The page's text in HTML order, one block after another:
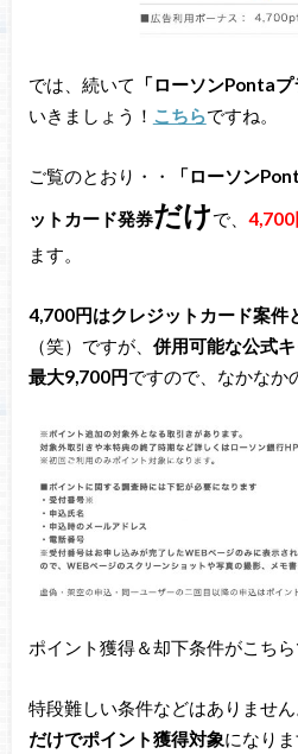
では、続いて 「ローソンPonta
いきましょう！ こちらですね。
ご覧のとおり・・
「ローソン
ットカード発券だけで、 4,700
ます。
4,700円はクレジットカード案件
（笑）ですが、 併用可能な公式
最大9,700円ですので、なかなか
ポイント獲得＆却下条件がこちら
特段難しい条件などはありません
だけでポイント獲得対象になりま